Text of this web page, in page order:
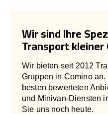
Wir sind Ihre
Transport kleiner
Wir bieten seit 2012
Gruppen in Comino
besten bewerteten
und Minivan-Diensten
Sie uns noch heute.